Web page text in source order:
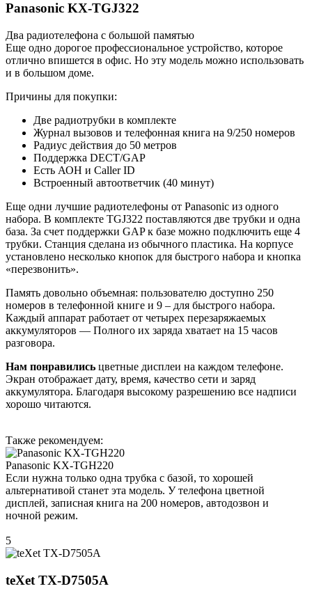
Panasonic KX-TGJ322
Два радиотелефона с большой памятью
Еще одно дорогое профессиональное устройство, которое
отлично впишется в офис. Но эту модель можно использовать
и в большом доме.
Причины для покупки:
Две радиотрубки в комплекте
Журнал вызовов и телефонная книга на 9/250 номеров
Радиус действия до 50 метров
Поддержка DECT/GAP
Есть АОН и Caller ID
Встроенный автоответчик (40 минут)
Еще одни лучшие радиотелефоны от Panasonic из одного
набора. В комплекте TGJ322 поставляются две трубки и одна
база. За счет поддержки GAP к базе можно подключить еще 4
трубки. Станция сделана из обычного пластика. На корпусе
установлено несколько кнопок для быстрого набора и кнопка
«перезвонить».
Память довольно объемная: пользователю доступно 250
номеров в телефонной книге и 9 – для быстрого набора.
Каждый аппарат работает от четырех перезаряжаемых
аккумуляторов — Полного их заряда хватает на 15 часов
разговора.
Нам понравились цветные дисплеи на каждом телефоне.
Экран отображает дату, время, качество сети и заряд
аккумулятора. Благодаря высокому разрешению все надписи
хорошо читаются.
Также рекомендуем:
Panasonic KX-TGH220
Если нужна только одна трубка с базой, то хорошей
альтернативой станет эта модель. У телефона цветной
дисплей, записная книга на 200 номеров, автодозвон и
ночной режим.
5
teXet TX-D7505A